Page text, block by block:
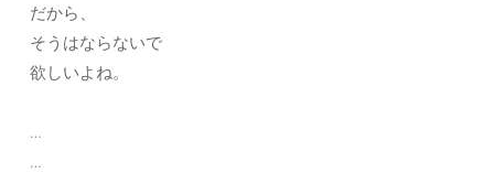
だから、
そうはならないで
欲しいよね。
…
…